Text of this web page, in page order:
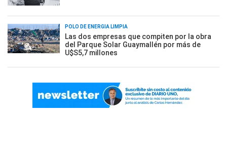
POLO DE ENERGÍA LIMPIA
Las dos empresas que compiten por la obra
del Parque Solar Guaymallén por más de
U$S5,7 millones